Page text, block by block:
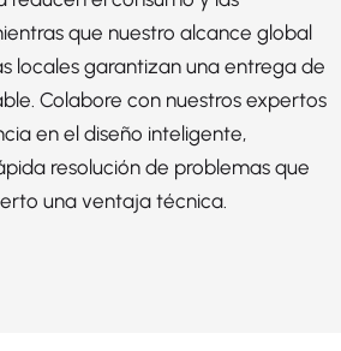
que nuestro alcance global
locales garantizan una entrega de
Colabore con nuestros expertos
en el diseño inteligente,
resolución de problemas que
una ventaja técnica.